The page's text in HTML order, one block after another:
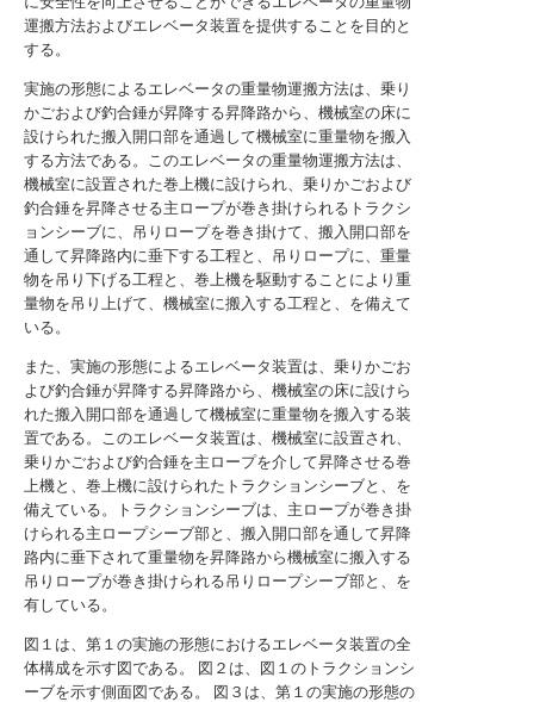
運搬方法およびエレベータ装置を提供することを目的と
する。
実施の形態によるエレベータの重量物運搬方法は、乗り
かごおよび釣合錘が昇降する昇降路から、機械室の床に
設けられた搬入開口部を通過して機械室に重量物を搬入
する方法である。このエレベータの重量物運搬方法は、
機械室に設置された巻上機に設けられ、乗りかごおよび
釣合錘を昇降させる主ロープが巻き掛けられるトラクシ
ョンシーブに、吊りロープを巻き掛けて、搬入開口部を
通して昇降路内に垂下する工程と、吊りロープに、重量
物を吊り下げる工程と、巻上機を駆動することにより重
量物を吊り上げて、機械室に搬入する工程と、を備えて
いる。
また、実施の形態によるエレベータ装置は、乗りかごお
よび釣合錘が昇降する昇降路から、機械室の床に設けら
れた搬入開口部を通過して機械室に重量物を搬入する装
置である。このエレベータ装置は、機械室に設置され、
乗りかごおよび釣合錘を主ロープを介して昇降させる巻
上機と、巻上機に設けられたトラクションシーブと、を
備えている。トラクションシーブは、主ロープが巻き掛
けられる主ロープシーブ部と、搬入開口部を通して昇降
路内に垂下されて重量物を昇降路から機械室に搬入する
吊りロープが巻き掛けられる吊りロープシーブ部と、を
有している。
図１は、第１の実施の形態におけるエレベータ装置の全
体構成を示す図である。
図２は、図１のトラクションシ
ーブを示す側面図である。
図３は、第１の実施の形態の